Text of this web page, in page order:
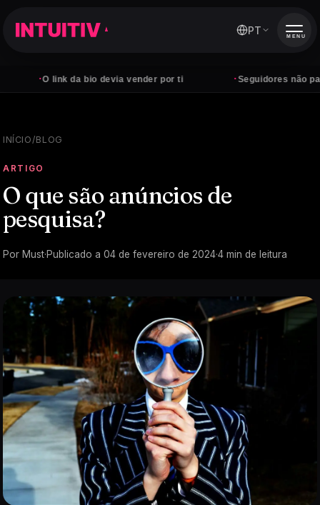
O link da bio devia vender por ti Seguidores não pagam
PT MENU
INÍCIO/BLOG
ARTIGO
O que são anúncios de
pesquisa?
Por Must·Publicado a 04 de fevereiro de 2024·4 min de leitura